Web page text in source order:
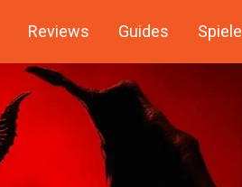
Reviews Guides Spiele